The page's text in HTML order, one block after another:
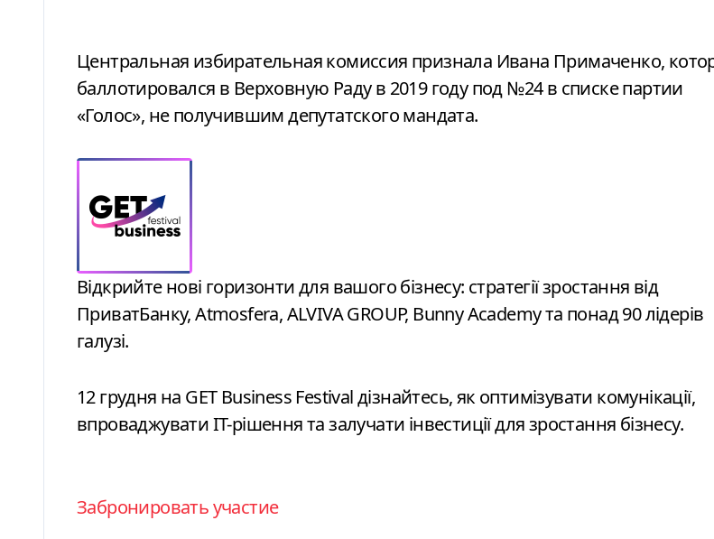
Центральная избирательная комиссия признала Ивана Примаченко, который
баллотировался в Верховную Раду в 2019 году под №24 в списке партии
«Голос», не получившим депутатского мандата.
Відкрийте нові горизонти для вашого бізнесу: стратегії зростання від
ПриватБанку, Atmosfera, ALVIVA GROUP, Bunny Academy та понад 90 лідерів
галузі.
12 грудня на GET Business Festival дізнайтесь, як оптимізувати комунікації,
впроваджувати ІТ-рішення та залучати інвестиції для зростання бізнесу.
Забронировать участие